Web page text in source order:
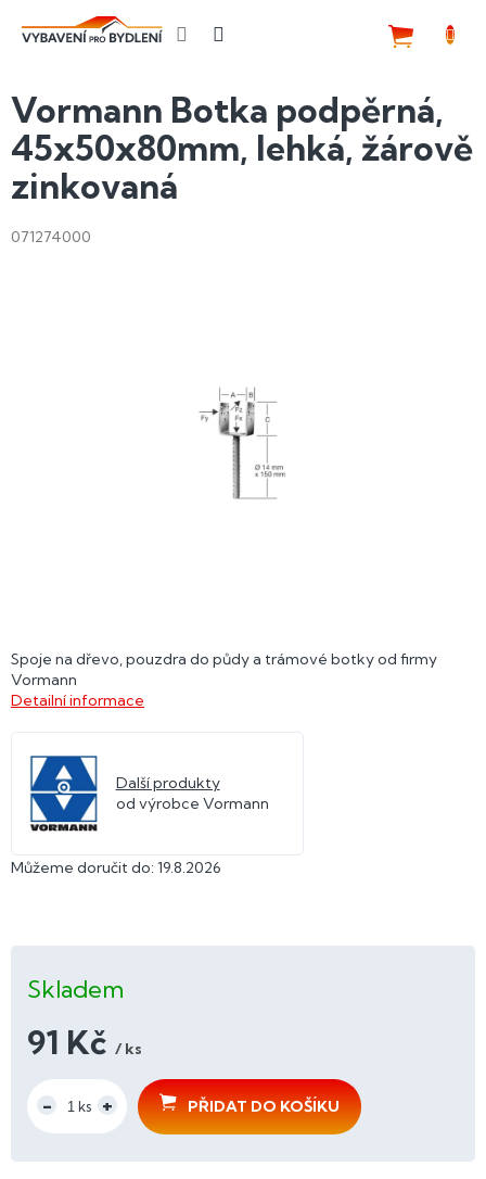
Vormann Botka podpěrná,
45x50x80mm, lehká, žárově
zinkovaná
071274000
Můžeme doručit do: 19.8.2026
Skladem
91 Kč / ks
cena:
PŘIDAT DO KOŠÍKU
Spoje na dřevo, pouzdra do půdy a trámové botky od firmy
Vormann
Detailní informace
Další produkty
od výrobce Vormann